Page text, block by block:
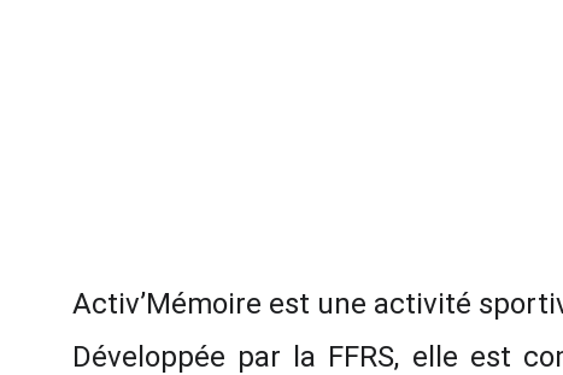
Activ’Mémoire est une activité
Développée par la FFRS, elle est